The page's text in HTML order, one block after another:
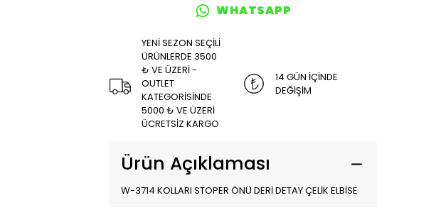
WHATSAPP
YENİ SEZON SEÇİLİ
ÜRÜNLERDE 3500
₺ VE ÜZERİ -
OUTLET
KATEGORİSİNDE
5000 ₺ VE ÜZERİ
ÜCRETSİZ KARGO
14 GÜN İÇİNDE
DEĞİŞİM
Ürün Açıklaması
W-3714 KOLLARI STOPER ÖNÜ DERİ DETAY ÇELİK ELBİSE